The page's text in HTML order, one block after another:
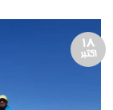
18
اکتبر